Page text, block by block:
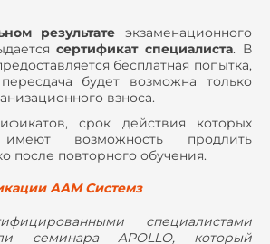
результате экзаменационного
сертификат специалиста. В
бесплатная попытка,
будет возможна только
взноса.
срок действия которых
имеют возможность продлить
после повторного обучения.
ААМ Системз
специалистами
семинара APOLLO, который